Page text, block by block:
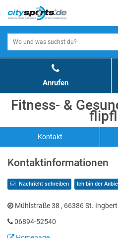
Anrufen
Fitness- &
Kontakt
Kontaktinformationen
Nachricht schreiben Ich bin der
Mühlstraße 38 , 66386 St. Ingbert
06894-52540